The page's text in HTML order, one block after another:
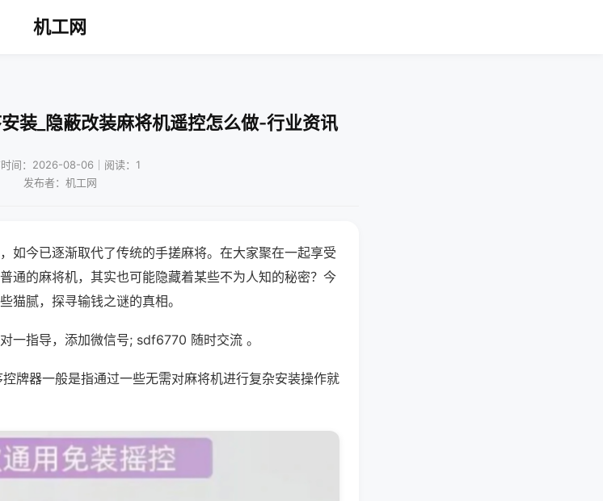
机工网
装_隐蔽改装麻将机遥控怎么做-行业资讯
间：2026-08-06｜阅读：1
发布者：机工网
如今已逐渐取代了传统的手搓麻将。在大家聚在一起享受
通的麻将机，其实也可能隐藏着某些不为人知的秘密？今
猫腻，探寻输钱之谜的真相。
一指导，添加微信号; sdf6770 随时交流 。
牌器一般是指通过一些无需对麻将机进行复杂安装操作就